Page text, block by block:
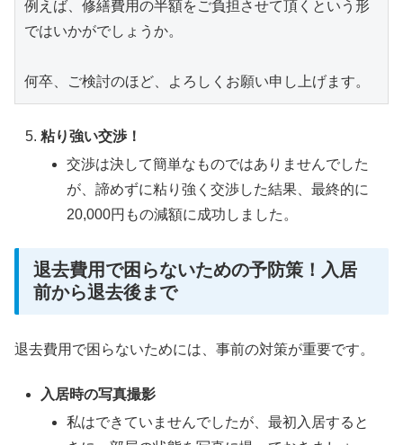
例えば、修繕費用の半額をご負担させて頂くという形
ではいかがでしょうか。
何卒、ご検討のほど、よろしくお願い申し上げます。
粘り強い交渉！
交渉は決して簡単なものではありませんでした
が、諦めずに粘り強く交渉した結果、最終的に
20,000円もの減額に成功しました。
退去費用で困らないための予防策！入居
前から退去後まで
退去費用で困らないためには、事前の対策が重要です。
入居時の写真撮影
私はできていませんでしたが、最初入居すると